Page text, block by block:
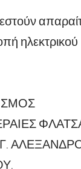
ηλεκτρικού